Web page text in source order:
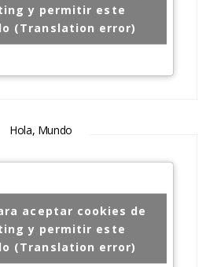
y permitir este
(Translation error)
Hola, Mundo
aceptar cookies de
y permitir este
(Translation error)